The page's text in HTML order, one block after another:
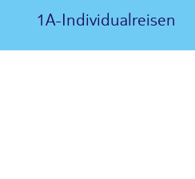
1A-Individualreisen